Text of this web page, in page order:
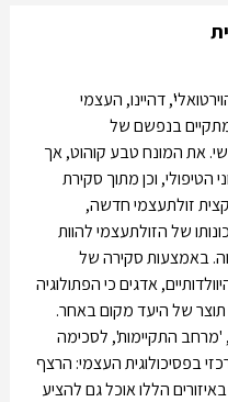
דהיינו, העצמי
מתקיים בנפשם של
את המונח טבע קוהוט, אך
הטיפולי, וכן מתוך סקירת
זולתעצמי חדשה,
של הזולתעצמי להוות
באמצעות סקירה של
אדגים כי הפתולוגיה
של היעד מקום באחר.
התקיימות', לסכימה
בפסיכולוגית העצמי: הרצף
הללו אוכל גם להציע